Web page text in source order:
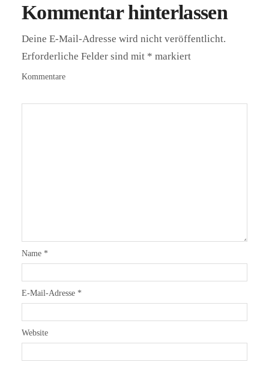
Kommentar hinterlassen
Deine E-Mail-Adresse wird nicht veröffentlicht.
Erforderliche Felder sind mit * markiert
Kommentare
Name *
E-Mail-Adresse *
Website